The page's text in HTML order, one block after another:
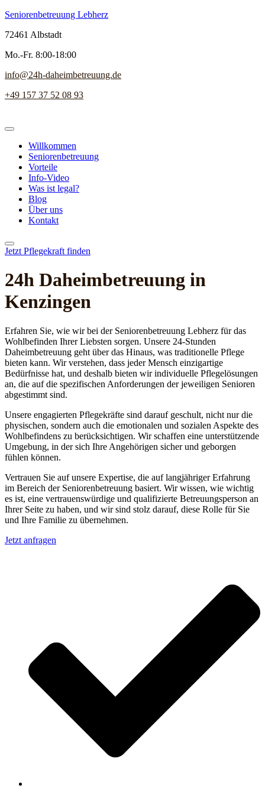
Seniorenbetreuung Lebherz
72461 Albstadt
Mo.-Fr. 8:00-18:00
info@24h-daheimbetreuung.de
+49 157 37 52 08 93
Willkommen
Seniorenbetreuung
Vorteile
Info-Video
Was ist legal?
Blog
Über uns
Kontakt
Jetzt Pflegekraft finden
24h Daheim­betreuung in
Kenzingen
Erfahren Sie, wie wir bei der Seniorenbetreuung Lebherz für das
Wohlbefinden Ihrer Liebsten sorgen. Unsere 24-Stunden
Daheimbetreuung geht über das Hinaus, was traditionelle Pflege
bieten kann. Wir verstehen, dass jeder Mensch einzigartige
Bedürfnisse hat, und deshalb bieten wir individuelle Pflegelösungen
an, die auf die spezifischen Anforderungen der jeweiligen Senioren
abgestimmt sind.
Unsere engagierten Pflegekräfte sind darauf geschult, nicht nur die
physischen, sondern auch die emotionalen und sozialen Aspekte des
Wohlbefindens zu berücksichtigen. Wir schaffen eine unterstützende
Umgebung, in der sich Ihre Angehörigen sicher und geborgen
fühlen können.
Vertrauen Sie auf unsere Expertise, die auf langjähriger Erfahrung
im Bereich der Seniorenbetreuung basiert. Wir wissen, wie wichtig
es ist, eine vertrauenswürdige und qualifizierte Betreuungsperson an
Ihrer Seite zu haben, und wir sind stolz darauf, diese Rolle für Sie
und Ihre Familie zu übernehmen.
Jetzt anfragen